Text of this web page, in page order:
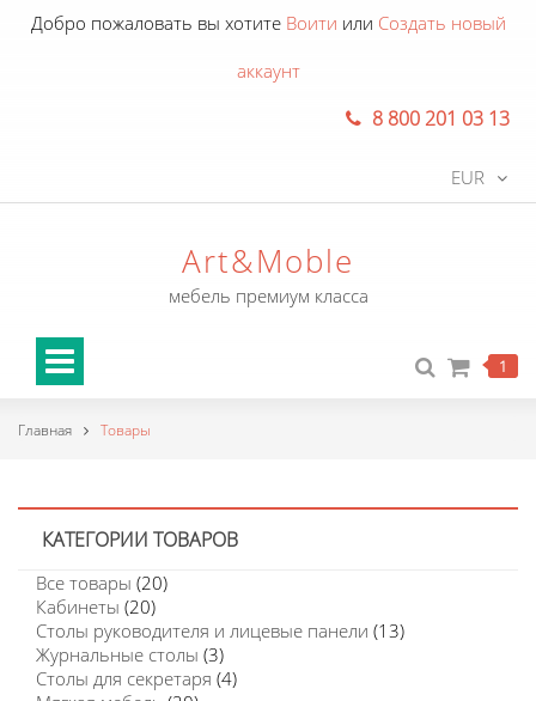
Добро пожаловать вы хотите Воити или Создать новый
аккаунт
8 800 201 03 13
EUR
Art&Moble
мебель премиум класса
1
Главная Товары
КАТЕГОРИИ ТОВАРОВ
Все товары (20)
Кабинеты (20)
Столы руководителя и лицевые панели (13)
Журнальные столы (3)
Столы для секретаря (4)